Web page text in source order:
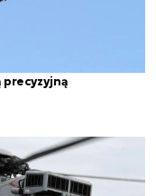
precyzyjną